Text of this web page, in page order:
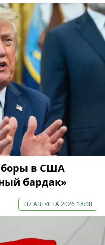
в США
бардак»
07 АВГУСТА 2026 18:08